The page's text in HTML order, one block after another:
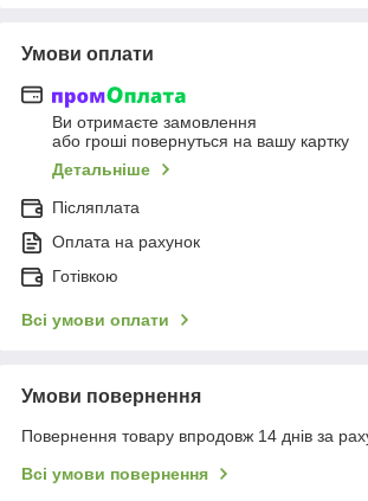
Умови оплати
Ви отримаєте замовлення
або гроші повернуться на вашу картку
Детальніше
Післяплата
Оплата на рахунок
Готівкою
Всі умови оплати
Умови повернення
Повернення товару впродовж 14 днів за
Всі умови повернення